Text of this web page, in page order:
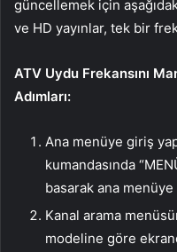
güncellemek için
ve HD yayınlar, tek bir
ATV Uydu Frekansını
Adımları:
Ana menüye giriş
kumandasında
basarak ana
Kanal arama
modeline göre